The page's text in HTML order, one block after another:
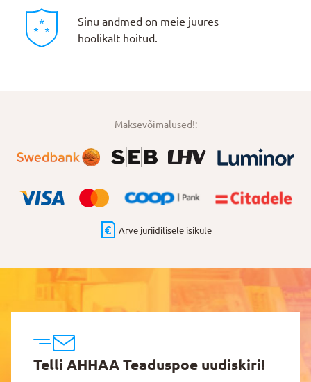
Sinu andmed on meie juures
hoolikalt hoitud.
Maksevõimalused!:
Arve juriidilisele isikule
Telli AHHAA Teaduspoe uudiskiri!